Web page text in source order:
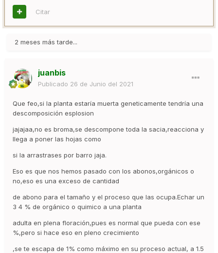
Citar
2 meses más tarde...
juanbis
Publicado 26 de Junio del 2021
Que feo,si la planta estaría muerta geneticamente tendría una
descomposición esplosion
jajajaa,no es broma,se descompone toda la sacia,reacciona y
llega a poner las hojas como
si la arrastrases por barro jaja.
Eso es que nos hemos pasado con los abonos,orgánicos o
no,eso es una exceso de cantidad
de abono para el tamaño y el proceso que las ocupa.Echar un
3 4 % de orgánico o quimico a una planta
adulta en plena floración,pues es normal que pueda con ese
%,pero si hace eso en pleno crecimiento
,se te escapa de 1% como máximo en su proceso actual, a 1.5